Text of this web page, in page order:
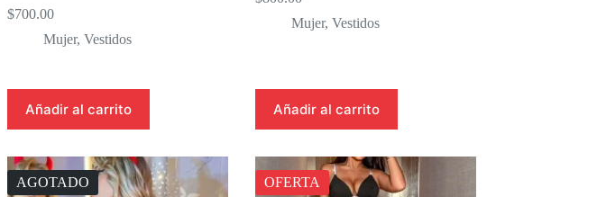
$700.00
Mujer, Vestidos
Añadir al carrito
Mujer, Vestidos
Añadir al carrito
AGOTADO OFERTA